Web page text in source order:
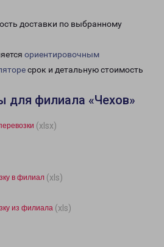
доставки по выбранному
ориентировочным
срок и детальную стоимость
для филиала «Чехов»
(xlsx)
в филиал (xls)
из филиала (xls)